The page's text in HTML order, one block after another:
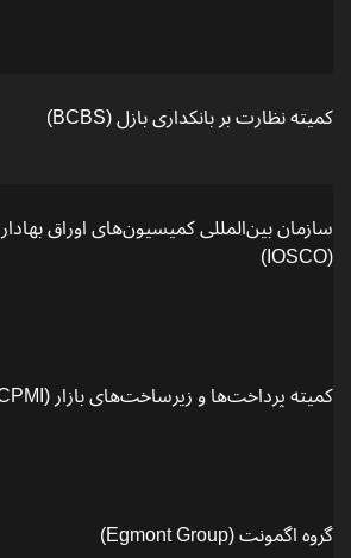
کمیته نظارت بر بانکداری بازل (BCBS)
سازمان بین‌المللی کمیسیون‌های اوراق بهادار
(IOSCO)
کمیته پرداخت‌ها و زیرساخت‌های بازار (CPMI)
گروه اگمونت (Egmont Group)